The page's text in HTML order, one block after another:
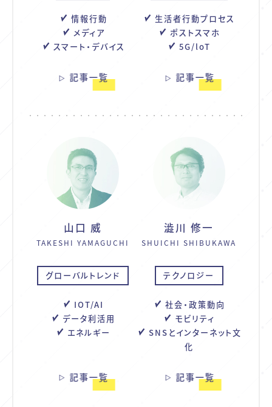
情報行動
メディア
スマート・デバイス
記事一覧
生活者行動プロセス
ポストスマホ
5G/loT
記事一覧
山口 威
TAKESHI YAMAGUCHI
グローバルトレンド
IOT/AI
データ利活用
エネルギー
記事一覧
澁川 修一
SHUICHI SHIBUKAWA
テクノロジー
社会・政策動向
モビリティ
SNSとインターネット文
化
記事一覧